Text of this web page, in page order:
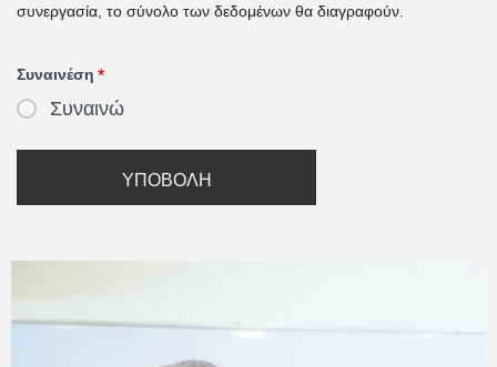
συνεργασία, το σύνολο των δεδομένων θα διαγραφούν.
Συναινέση *
Συναινώ